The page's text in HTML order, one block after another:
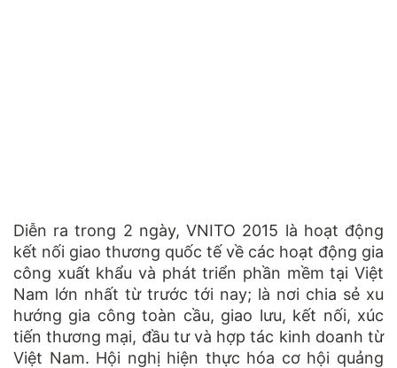
Diễn ra trong 2 ngày, VNITO 2015 là hoạt động
kết nối giao thương quốc tế về các hoạt động gia
công xuất khẩu và phát triển phần mềm tại Việt
Nam lớn nhất từ trước tới nay; là nơi chia sẻ xu
hướng gia công toàn cầu, giao lưu, kết nối, xúc
tiến thương mại, đầu tư và hợp tác kinh doanh từ
Việt Nam. Hội nghị hiện thực hóa cơ hội quảng